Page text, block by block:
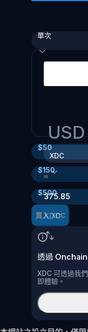
單次
USD
XDC
≈
375.85
XDC
$50
$150
$500
買入 XDC
透過
XDC 可透過我
即體驗。